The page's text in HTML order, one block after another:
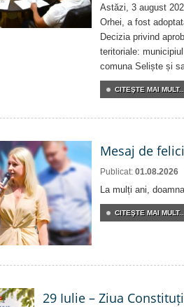
Astăzi, 3 august
Orhei, a fost
Decizia privind
teritoriale:
comuna Seliște și
CITEŞTE MAI MULT...
Mesaj de
Publicat: 01.08.2026
La mulți ani,
CITEŞTE MAI MULT...
29 Iulie – Ziua